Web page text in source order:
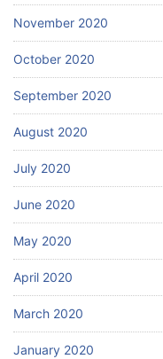
November 2020
October 2020
September 2020
August 2020
July 2020
June 2020
May 2020
April 2020
March 2020
January 2020